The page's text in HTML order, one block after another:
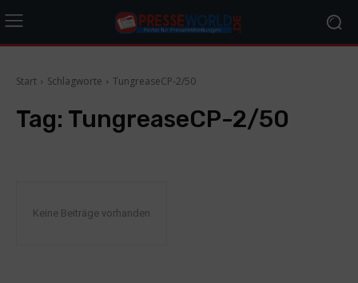
Start Schlagworte TungreaseCP-2/50
Tag: TungreaseCP-2/50
Keine Beiträge vorhanden